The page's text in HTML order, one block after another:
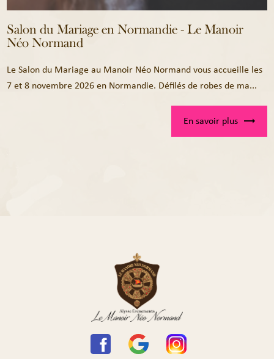
Salon du Mariage en Normandie - Le Manoir
Néo Normand
Le Salon du Mariage au Manoir Néo Normand vous accueille les
7 et 8 novembre 2026 en Normandie. Défilés de robes de ma...
En savoir plus